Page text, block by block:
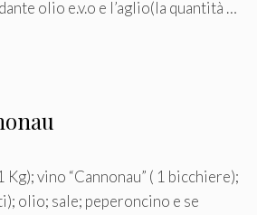
olio e.v.o e l’aglio(la quantità …
vino “Cannonau” ( 1 bicchiere);
olio; sale; peperoncino e se